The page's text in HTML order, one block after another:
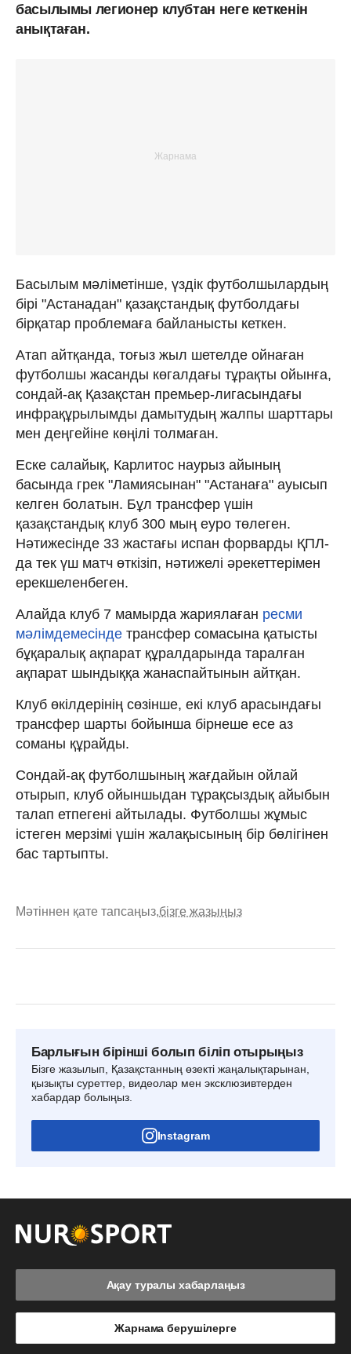
басылымы легионер клубтан неге кеткенін
анықтаған.
Басылым мәліметінше, үздік футболшылардың
бірі "Астанадан" қазақстандық футболдағы
бірқатар проблемаға байланысты кеткен.
Атап айтқанда, тоғыз жыл шетелде ойнаған
футболшы жасанды көгалдағы тұрақты ойынға,
сондай-ақ Қазақстан премьер-лигасындағы
инфрақұрылымды дамытудың жалпы шарттары
мен деңгейіне көңілі толмаған.
Еске салайық, Карлитос наурыз айының
басында грек "Ламиясынан" "Астанаға" ауысып
келген болатын. Бұл трансфер үшін
қазақстандық клуб 300 мың еуро төлеген.
Нәтижесінде 33 жастағы испан форварды ҚПЛ-
да тек үш матч өткізіп, нәтижелі әрекеттерімен
ерекшеленбеген.
Алайда клуб 7 мамырда жариялаған ресми
мәлімдемесінде трансфер сомасына қатысты
бұқаралық ақпарат құралдарында таралған
ақпарат шындыққа жанаспайтынын айтқан.
Клуб өкілдерінің сөзінше, екі клуб арасындағы
трансфер шарты бойынша бірнеше есе аз
соманы құрайды.
Сондай-ақ футболшының жағдайын ойлай
отырып, клуб ойыншыдан тұрақсыздық айыбын
талап етпегені айтылады. Футболшы жұмыс
істеген мерзімі үшін жалақысының бір бөлігінен
бас тартыпты.
Мәтіннен қате тапсаңыз,бізге жазыңыз
Барлығын бірінші болып біліп отырыңыз
Бізге жазылып, Қазақстанның өзекті жаңалықтарынан,
қызықты суреттер, видеолар мен эксклюзивтерден
хабардар болыңыз.
Instagram
Ақау туралы хабарлаңыз
Жарнама берушілерге